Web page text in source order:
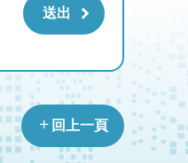
回上一頁